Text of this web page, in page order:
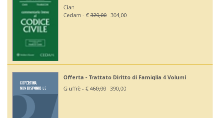
Cian
Cedam - €
320,00 304,00
Offerta - Trattato Diritto di Famiglia 4 Volumi
Giuffrè - €
460,00 390,00